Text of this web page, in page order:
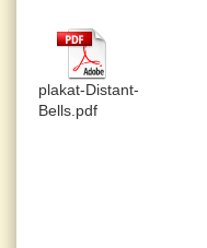
plakat-Distant-
Bells.pdf